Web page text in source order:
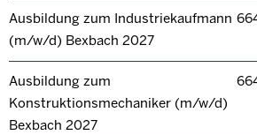
Ausbildung zum Industriekaufmann
(m/w/d) Bexbach 2027
Ausbildung zum
Konstruktionsmechaniker (m/w/d)
Bexbach 2027